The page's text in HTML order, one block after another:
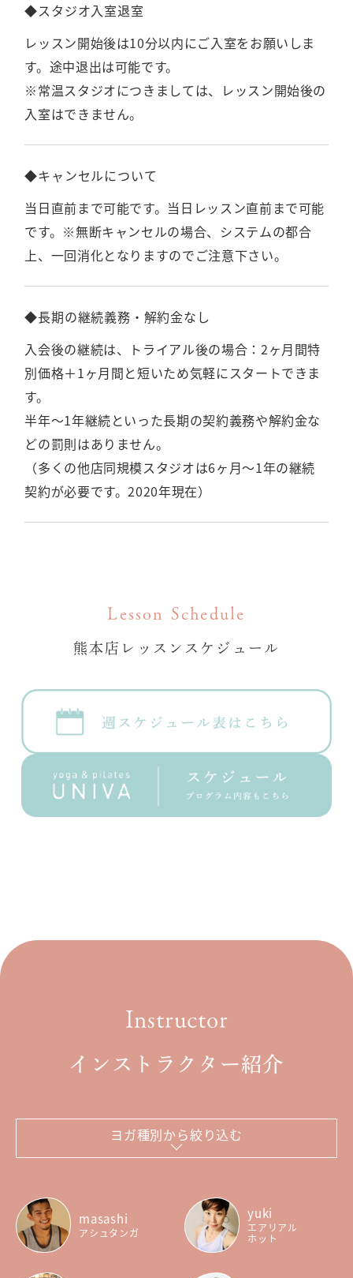
◆スタジオ入室退室
レッスン開始後は10分以内にご入室をお願いしま
す。途中退出は可能です。
※常温スタジオにつきましては、レッスン開始後の
入室はできません。
◆キャンセルについて
当日直前まで可能です。当日レッスン直前まで可能
です。※無断キャンセルの場合、システムの都合
上、一回消化となりますのでご注意下さい。
◆長期の継続義務・解約金なし
入会後の継続は、トライアル後の場合：2ヶ月間特
別価格＋1ヶ月間と短いため気軽にスタートできま
す。
半年〜1年継続といった長期の契約義務や解約金な
どの罰則はありません。
（多くの他店同規模スタジオは6ヶ月〜1年の継続
契約が必要です。2020年現在）
Lesson Schedule
熊本店レッスンスケジュール
Instructor
インストラクター紹介
ヨガ種別から絞り込む
masashi
アシュタンガ
yuki
エアリアル
ホット